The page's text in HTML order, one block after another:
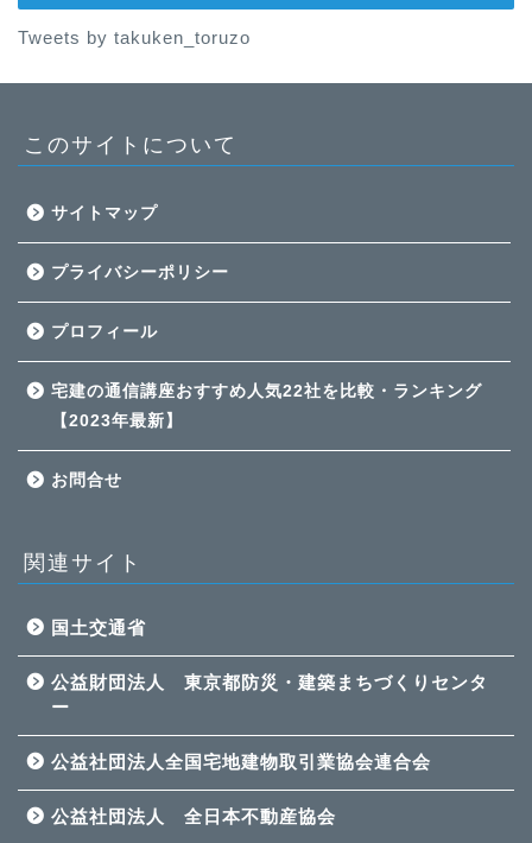
Tweets by takuken_toruzo
このサイトについて
サイトマップ
プライバシーポリシー
プロフィール
宅建の通信講座おすすめ人気22社を比較・ランキング
【2023年最新】
お問合せ
関連サイト
国土交通省
公益財団法人 東京都防災・建築まちづくりセンタ
ー
公益社団法人全国宅地建物取引業協会連合会
公益社団法人 全日本不動産協会